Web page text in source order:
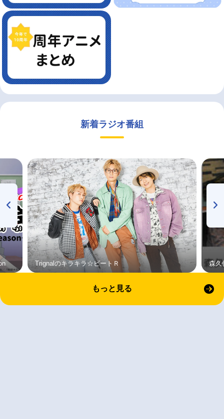
新着ラジオ番組
Trignalのキラキラ☆ビートＲ 森久
もっと見る